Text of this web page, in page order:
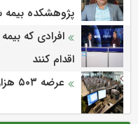
پژوهشكده بیمه
افرادی که
اقدام کنند
عرضه ۵۰۳ هزار تنی محصولات در بورس کالا